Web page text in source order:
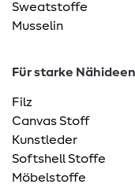
Sweatstoffe
Musselin
Für starke Nähideen
Filz
Canvas Stoff
Kunstleder
Softshell Stoffe
Möbelstoffe